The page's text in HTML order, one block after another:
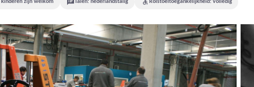
zijn welkom Talen: nederlandstalig Rolstoeltoegankelijkheid: volledig